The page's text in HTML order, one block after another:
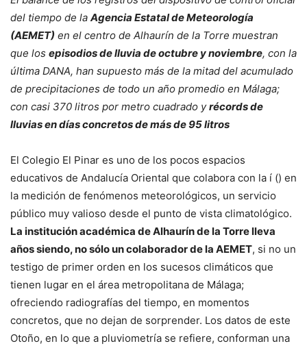
del tiempo de la Agencia Estatal de Meteorología
(AEMET) en el centro de Alhaurín de la Torre muestran
que los episodios de lluvia de octubre y noviembre, con la
última DANA, han supuesto más de la mitad del acumulado
de precipitaciones de todo un año promedio en Málaga;
con casi 370 litros por metro cuadrado yrécords de
lluvias en días concretos de más de 95 litros
El Colegio El Pinar es uno de los pocos espacios
educativos de Andalucía Oriental que colabora con la í () en
la medición de fenómenos meteorológicos, un servicio
público muy valioso desde el punto de vista climatológico.
La institución académica de Alhaurín de la Torre lleva
años siendo, no sólo un colaborador de la AEMET, si no un
testigo de primer orden en los sucesos climáticos que
tienen lugar en el área metropolitana de Málaga;
ofreciendo radiografías del tiempo, en momentos
concretos, que no dejan de sorprender. Los datos de este
Otoño, en lo que a pluviometría se refiere, conforman una